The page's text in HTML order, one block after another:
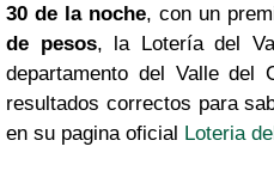
30 de la noche, con un
de pesos, la Lotería del
departamento del Valle del
resultados correctos para
en su pagina oficial Loteria